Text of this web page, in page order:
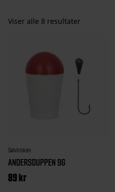
Viser alle 8 resultater
Sølvkroken
ANDERSDUPPEN 9G
89kr